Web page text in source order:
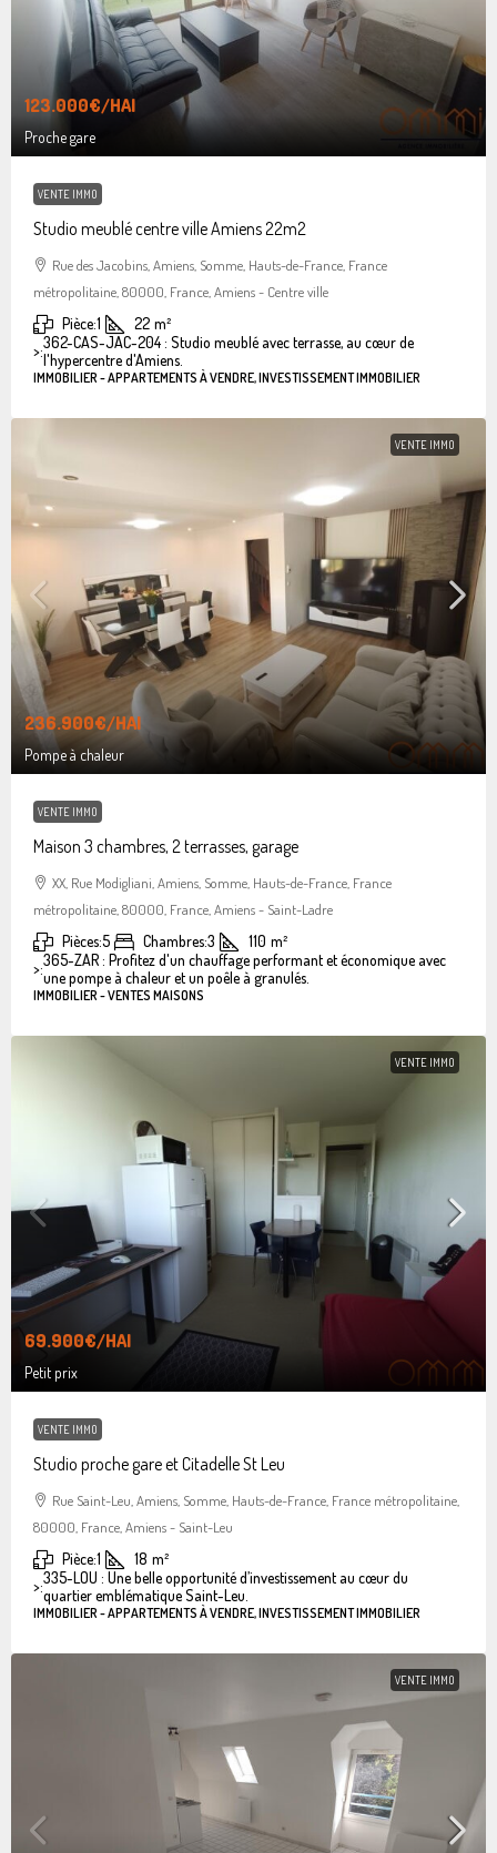
123.000€/HAI
Proche gare
VENTE IMMO
Studio meublé centre ville Amiens 22m2
Rue des Jacobins, Amiens, Somme, Hauts-de-France, France
métropolitaine, 80000, France, Amiens - Centre ville
Pièce:1 22 m²
>:362-CAS-JAC-204 : Studio meublé avec terrasse, au cœur de
l'hypercentre d'Amiens.
IMMOBILIER - APPARTEMENTS À VENDRE, INVESTISSEMENT IMMOBILIER
VENTE IMMO
236.900€/HAI
Pompe à chaleur
VENTE IMMO
Maison 3 chambres, 2 terrasses, garage
XX, Rue Modigliani, Amiens, Somme, Hauts-de-France, France
métropolitaine, 80000, France, Amiens - Saint-Ladre
Pièces:5 Chambres:3 110 m²
>:365-ZAR : Profitez d'un chauffage performant et économique avec
une pompe à chaleur et un poêle à granulés.
IMMOBILIER - VENTES MAISONS
VENTE IMMO
69.900€/HAI
Petit prix
VENTE IMMO
Studio proche gare et Citadelle St Leu
Rue Saint-Leu, Amiens, Somme, Hauts-de-France, France métropolitaine,
80000, France, Amiens - Saint-Leu
Pièce:1 18 m²
>:335-LOU : Une belle opportunité d’investissement au cœur du
quartier emblématique Saint-Leu.
IMMOBILIER - APPARTEMENTS À VENDRE, INVESTISSEMENT IMMOBILIER
VENTE IMMO